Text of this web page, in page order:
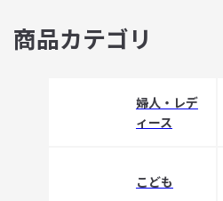
商品カテゴリ
婦人・レデ
ィース
こども